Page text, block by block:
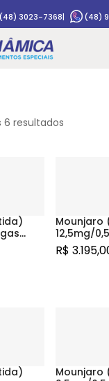
(48) 3023-7368| (48)
6 resultados
Mounjaro
12,5mg/
R$
Mounjaro